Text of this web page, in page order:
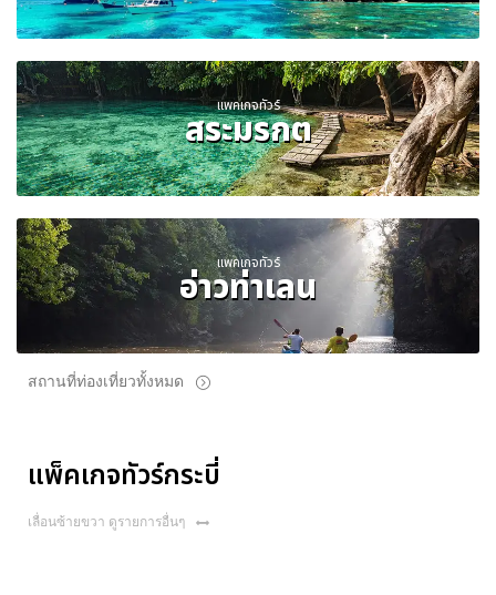
แพคเกจทัวร์
สระมรกต
แพคเกจทัวร์
อ่าวท่าเลน
สถานที่ท่องเที่ยวทั้งหมด
แพ็คเกจทัวร์กระบี่
เลื่อนซ้ายขวา ดูรายการอื่นๆ